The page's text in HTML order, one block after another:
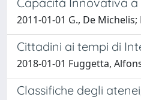
2011-01-01 G., De
Cittadini ai tempi di
2018-01-01 Fuggetta,
Classifiche degli